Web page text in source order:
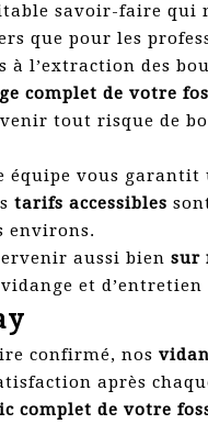
savoir-faire
que pour les
l’extraction des
complet de votre
tout risque de
équipe vous garantit
tarifs accessibles
environs.
aussi bien sur
et d’entretien
confirmé, nos
après
complet de votre